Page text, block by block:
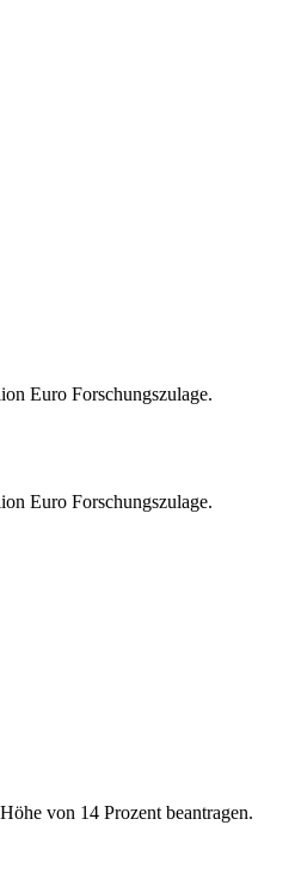
Euro Forschungszulage.
Euro Forschungszulage.
von 14 Prozent beantragen.